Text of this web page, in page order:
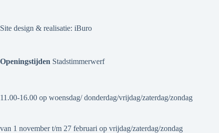
Site design & realisatie: iBuro
Openingstijden Stadstimmerwerf
11.00-16.00 op woensdag/ donderdag/vrijdag/zaterdag/zondag
van 1 november t/m 27 februari op vrijdag/zaterdag/zondag